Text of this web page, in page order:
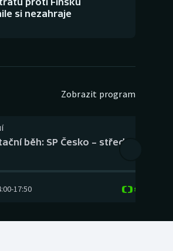
si nezahraje
Zobrazit program
běh: SP Česko – střední trať
-17:50